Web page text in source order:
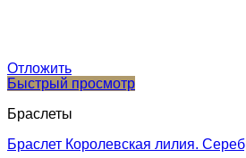
Отложить
Быстрый просмотр
Браслеты
Браслет Королевская лилия.